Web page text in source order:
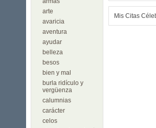
arte
avaricia
aventura
ayudar
belleza
besos
bien y mal
burla ridículo y
vergüenza
calumnias
carácter
celos
Mis Citas